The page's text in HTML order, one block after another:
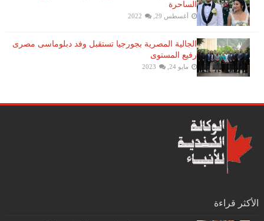
الساحرة
أغسطس 29, 2022
الجالية المصرية بجورجيا تستقبل وفد دبلوماسى مصرى
رفيع المستوى
مايو 24, 2023
الأكثر قراءة